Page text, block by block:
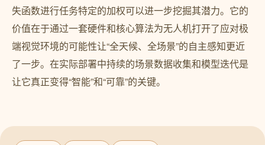
失函数进行任务特定的加权可以进一步挖掘其潜力。它的
价值在于通过一套硬件和核心算法为无人机打开了应对极
端视觉环境的可能性让“全天候、全场景”的自主感知更近
了一步。在实际部署中持续的场景数据收集和模型迭代是
让它真正变得“智能”和“可靠”的关键。